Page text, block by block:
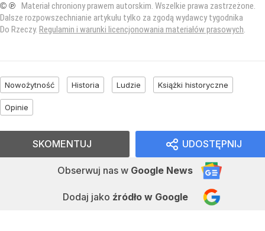
© ℗ Materiał chroniony prawem autorskim. Wszelkie prawa zastrzeżone.
Dalsze rozpowszechnianie artykułu tylko za zgodą wydawcy tygodnika
Do Rzeczy. Regulamin i warunki licencjonowania materiałów prasowych.
Nowożytność Historia Ludzie Książki historyczne
Opinie
UDOSTĘPNIJ
Obserwuj nas w Google News
Dodaj jako źródło w Google
SKOMENTUJ